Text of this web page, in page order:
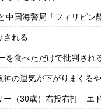
リピン船の追跡中に衝突！（8/11
される
を食べただけで批判され
の運気が下がりまくる
右投右打 エドウィン・リオ